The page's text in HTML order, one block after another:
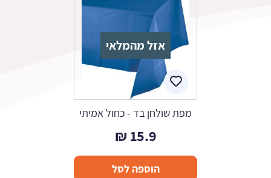
אזל מהמלאי
מפת שולחן בד - כחול אמיתי
15.9
₪
הוספה לסל